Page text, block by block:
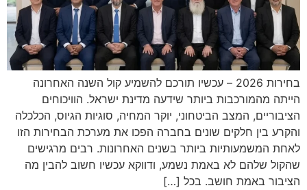
בחירות 2026 – עכשיו תורכם להשמיע קול השנה האחרונה
הייתה מהמורכבות ביותר שידעה מדינת ישראל. הוויכוחים
הציבוריים, המצב הביטחוני, יוקר המחיה, סוגיות הגיוס, הכלכלה
והקרע בין חלקים שונים בחברה הפכו את מערכת הבחירות הזו
לאחת המשמעותיות ביותר בשנים האחרונות. רבים מרגישים
שהקול שלהם לא באמת נשמע, ודווקא עכשיו חשוב להבין מה
הציבור באמת חושב. בכל […]